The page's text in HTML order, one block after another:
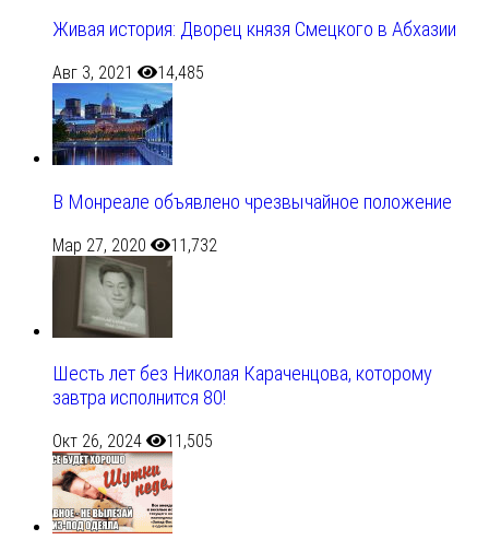
Живая история: Дворец князя Смецкого в Абхазии
Авг 3, 2021 14,485
В Монреале объявлено чрезвычайное положение
Мар 27, 2020 11,732
Шесть лет без Николая Караченцова, которому
завтра исполнится 80!
Окт 26, 2024 11,505